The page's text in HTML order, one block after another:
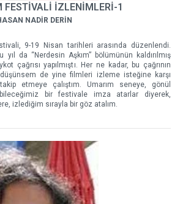
FESTİVALİ İZLENİMLERİ-1
NADİR DERİN
9-19 Nisan tarihleri arasında düzenlendi.
da “Nerdesin Aşkım” bölümünün kaldırılmış
çağrısı yapılmıştı. Her ne kadar, bu çağrının
düşünsem de yine filmleri izleme isteğine karşı
etmeye çalıştım. Umarım seneye, gönül
bir festivale imza atarlar diyerek,
izlediğim sırayla bir göz atalım.